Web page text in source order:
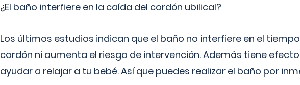
¿El baño interfiere en la caída del cordón ubilical?
Los últimos estudios indican que el baño no interfiere en el
cordón ni aumenta el riesgo de intervención. Además tiene
ayudar a relajar a tu bebé. Así que puedes realizar el baño por